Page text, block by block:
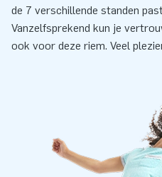
de 7 verschillende standen
Vanzelfsprekend kun je
ook voor deze riem. Veel